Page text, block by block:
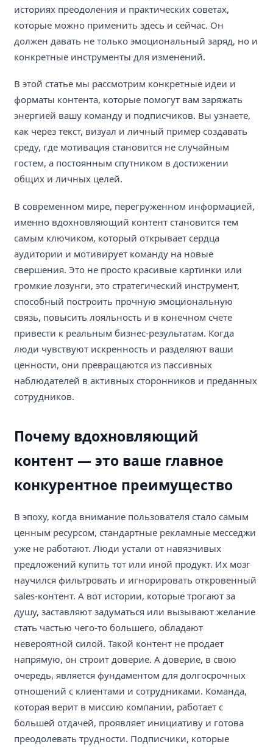
историях преодоления и практических советах,
которые можно применить здесь и сейчас. Он
должен давать не только эмоциональный заряд, но и
конкретные инструменты для изменений.
В этой статье мы рассмотрим конкретные идеи и
форматы контента, которые помогут вам заряжать
энергией вашу команду и подписчиков. Вы узнаете,
как через текст, визуал и личный пример создавать
среду, где мотивация становится не случайным
гостем, а постоянным спутником в достижении
общих и личных целей.
В современном мире, перегруженном информацией,
именно вдохновляющий контент становится тем
самым ключиком, который открывает сердца
аудитории и мотивирует команду на новые
свершения. Это не просто красивые картинки или
громкие лозунги, это стратегический инструмент,
способный построить прочную эмоциональную
связь, повысить лояльность и в конечном счете
привести к реальным бизнес-результатам. Когда
люди чувствуют искренность и разделяют ваши
ценности, они превращаются из пассивных
наблюдателей в активных сторонников и преданных
сотрудников.
Почему вдохновляющий
контент — это ваше главное
конкурентное преимущество
В эпоху, когда внимание пользователя стало самым
ценным ресурсом, стандартные рекламные месседжи
уже не работают. Люди устали от навязчивых
предложений купить тот или иной продукт. Их мозг
научился фильтровать и игнорировать откровенный
sales-контент. А вот истории, которые трогают за
душу, заставляют задуматься или вызывают желание
стать частью чего-то большего, обладают
невероятной силой. Такой контент не продает
напрямую, он строит доверие. А доверие, в свою
очередь, является фундаментом для долгосрочных
отношений с клиентами и сотрудниками. Команда,
которая верит в миссию компании, работает с
большей отдачей, проявляет инициативу и готова
преодолевать трудности. Подписчики, которые